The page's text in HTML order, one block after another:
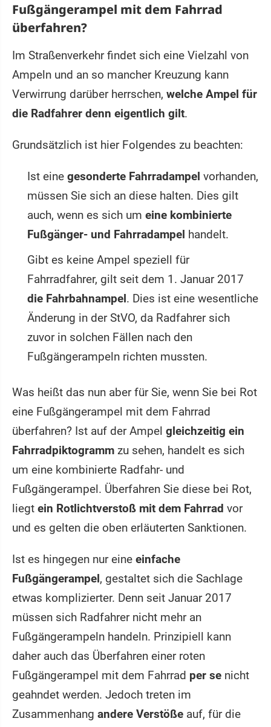
Fußgängerampel mit dem Fahrrad
überfahren?
Im Straßenverkehr findet sich eine Vielzahl von
Ampeln und an so mancher Kreuzung kann
Verwirrung darüber herrschen, welche Ampel für
die Radfahrer denn eigentlich gilt.
Grundsätzlich ist hier Folgendes zu beachten:
Ist eine gesonderte Fahrradampel vorhanden,
müssen Sie sich an diese halten. Dies gilt
auch, wenn es sich um eine kombinierte
Fußgänger- und Fahrradampel handelt.
Gibt es keine Ampel speziell für
Fahrradfahrer, gilt seit dem 1. Januar 2017
die Fahrbahnampel. Dies ist eine wesentliche
Änderung in der StVO, da Radfahrer sich
zuvor in solchen Fällen nach den
Fußgängerampeln richten mussten.
Was heißt das nun aber für Sie, wenn Sie bei Rot
eine Fußgängerampel mit dem Fahrrad
überfahren? Ist auf der Ampel gleichzeitig ein
Fahrradpiktogramm zu sehen, handelt es sich
um eine kombinierte Radfahr- und
Fußgängerampel. Überfahren Sie diese bei Rot,
liegt ein Rotlichtverstoß mit dem Fahrrad vor
und es gelten die oben erläuterten Sanktionen.
Ist es hingegen nur eine einfache
Fußgängerampel, gestaltet sich die Sachlage
etwas komplizierter. Denn seit Januar 2017
müssen sich Radfahrer nicht mehr an
Fußgängerampeln handeln. Prinzipiell kann
daher auch das Überfahren einer roten
Fußgängerampel mit dem Fahrrad per se nicht
geahndet werden. Jedoch treten im
Zusammenhang andere Verstöße auf, für die